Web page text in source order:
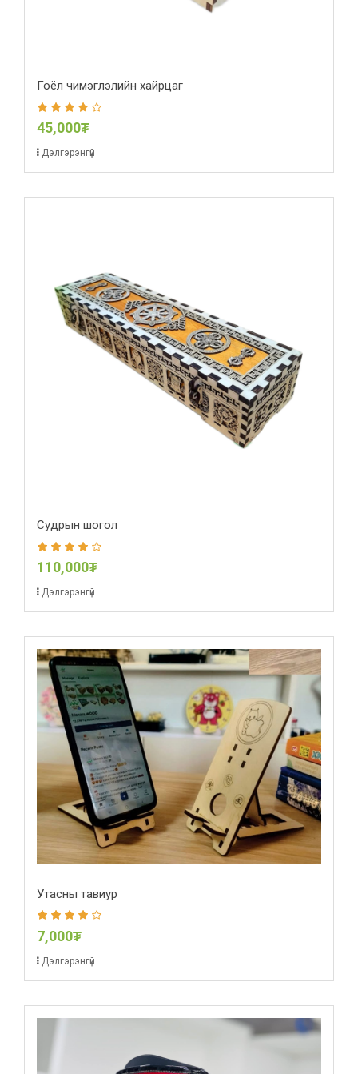
Гоёл чимэглэлийн хайрцаг
45,000₮
Дэлгэрэнгүй
Судрын шогол
110,000₮
Дэлгэрэнгүй
Утасны тавиур
7,000₮
Дэлгэрэнгүй